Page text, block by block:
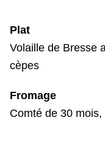
Plat
Volaille de Bresse
cèpes
Fromage
Comté de 30 mois,